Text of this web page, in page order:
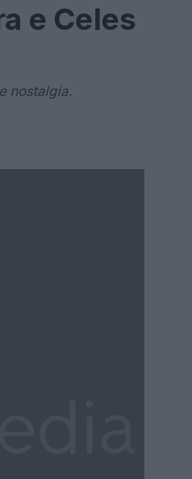
e Celes
nostalgia.